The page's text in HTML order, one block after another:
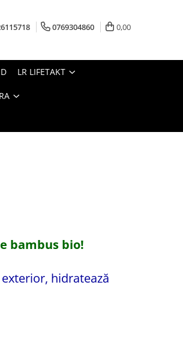
0769304860 0,00
LR LIFETAKT
bambus bio!
hidratează